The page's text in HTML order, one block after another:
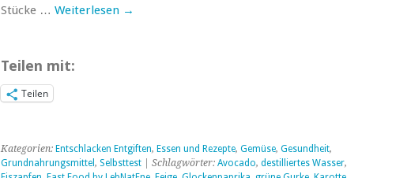
Stücke … Weiterlesen →
Teilen mit:
Teilen
Kategorien: Entschlacken Entgiften, Essen und Rezepte, Gemüse, Gesundheit,
Grundnahrungsmittel , Selbsttest| Schlagwörter: Avocado, destilliertes Wasser,